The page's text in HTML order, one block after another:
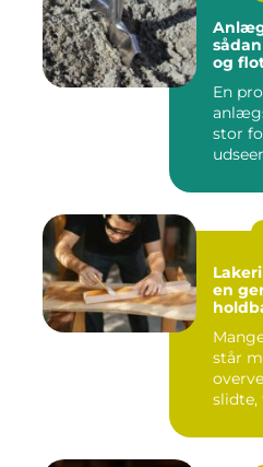
og
En
stor
en
står
slidte,